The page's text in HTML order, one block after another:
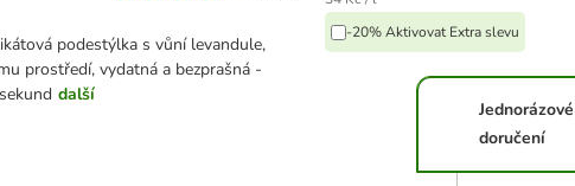
podestýlka s vůní levandule,
prostředí, vydatná a bezprašná -
další
-20% Aktivovat Extra slevu
Jednorázové
doručení